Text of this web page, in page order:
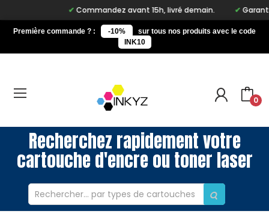
Commandez avant 15h, livré demain. Garantie
Première commande ? : -10%
sur tous nos produits avec le code
INK10
0
Recherchez rapidement votre
cartouche d'encre ou toner laser